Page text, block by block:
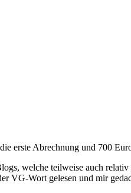
erste Abrechnung und 700
welche teilweise auch
VG-Wort gelesen und mir